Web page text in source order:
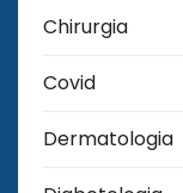
Chirurgia
Covid
Dermatologia